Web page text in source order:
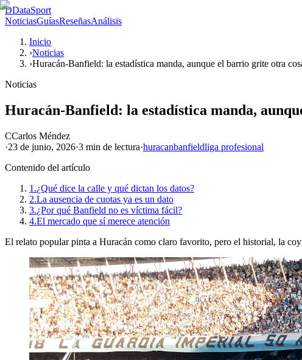
DDataSport
NoticiasGuíasReseñasAnálisis
Inicio
›Noticias
›Huracán-Banfield: la estadística manda, aunque el barrio grite otra
Noticias
Huracán-Banfield: la estadística manda,
CCarlos Méndez
·23 de junio, 2026·3 min de lectura·huracanbanfieldliga profesional
Contenido del artículo
1.¿Qué dice la calle y qué dictan los datos?
2.La ausencia de cuotas ya es un dato
3.¿Por qué Banfield no es víctima fácil?
4.El mercado que sí merece atención
El relato popular pinta a Huracán como claro favorito, pero el historial, la